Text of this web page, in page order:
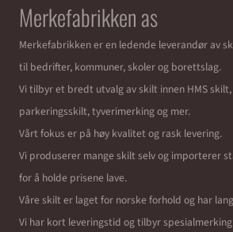
Merkefabrikken as
Merkefabrikken er en ledende leverandør av
til bedrifter, kommuner, skoler og borettslag.
Vi tilbyr et bredt utvalg av skilt innen HMS skilt,
parkeringsskilt, tyverimerking og mer.
Vårt fokus er på høy kvalitet og rask levering.
Vi produserer mange skilt selv og importerer
for å holde prisene lave.
Våre skilt er laget for norske forhold og har
Vi har kort leveringstid og tilbyr